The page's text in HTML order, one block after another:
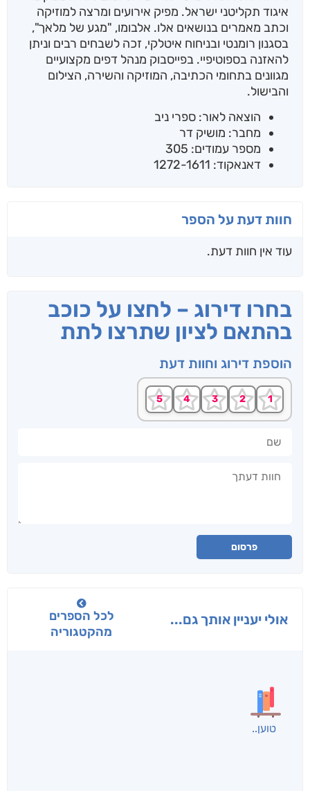
איגוד תקליטני ישראל. מפיק אירועים ומרצה למוזיקה
וכתב מאמרים בנושאים אלו. אלבומו, "מגע של מלאך",
בסגנון רומנטי ובניחוח איטלקי, זכה לשבחים רבים וניתן
להאזנה בספוטיפיי. בפייסבוק מנהל דפים מקצועיים
מגוונים בתחומי הכתיבה, המוזיקה והשירה, הצילום
והבישול.
הוצאה לאור: ספרי ניב
מחבר: מושיק דר
מספר עמודים: 305
דאנאקוד: 1272-1611
חוות דעת על הספר
עוד אין חוות דעת.
בחרו דירוג – לחצו על כוכב
בהתאם לציון שתרצו לתת
הוספת דירוג וחוות דעת
פרסום
אולי יעניין אותך גם...
לכל הספרים
מהקטגוריה